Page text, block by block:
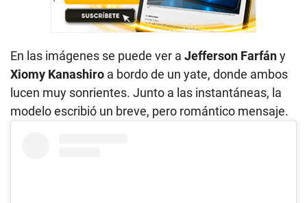
En las imágenes se puede ver a Jefferson Farfány
Xiomy Kanashiro a bordo de un yate, donde ambos
lucen muy sonrientes. Junto a las instantáneas, la
modelo escribió un breve, pero romántico mensaje.